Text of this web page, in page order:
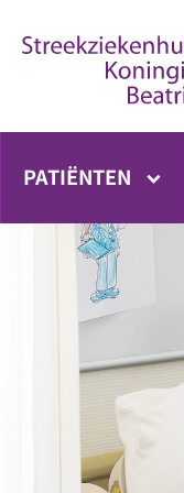
direct
PATIËNTEN